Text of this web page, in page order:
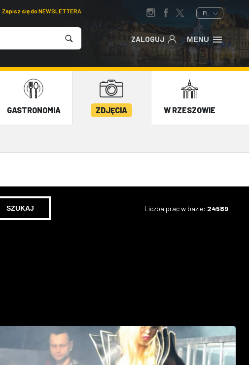
Zapisz się do NEWSLETTERA PL
ZALOGUJ MENU
GASTRONOMIA ZDJĘCIA W RZESZOWIE
Liczba prac w bazie: 24589